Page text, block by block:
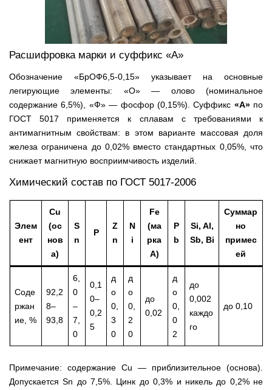
Расшифровка марки и суффикс «А»
Обозначение «БрОФ6,5-0,15» указывает на основные
легирующие элементы: «О» — олово (номинальное
содержание 6,5%), «Ф» — фосфор (0,15%). Суффикс «А»по
ГОСТ 5017 применяется к сплавам с требованиями к
антимагнитным свойствам: в этом варианте массовая доля
железа ограничена до 0,02% вместо стандартных 0,05%, что
снижает магнитную восприимчивость изделий.
Химический состав по ГОСТ 5017-2006
Элем
ент
Cu
(ос
нов
а)
S
n
P
Z
n
N
i
Fe
(ма
рка
А)
P
b
Si, Al,
Sb, Bi
Суммар
но
примес
ей
Соде
ржан
ие, %
92,2
8–
93,8
6,
0
–
7,
0
0,1
0–
0,2
5
д
о
0,
3
0
д
о
0,
2
0
до
0,02
д
о
0,
0
2
до
0,002
каждо
го
до 0,10
Примечание: содержание Cu — приблизительное (основа).
Допускается Sn до 7,5%. Цинк до 0,3% и никель до 0,2% не